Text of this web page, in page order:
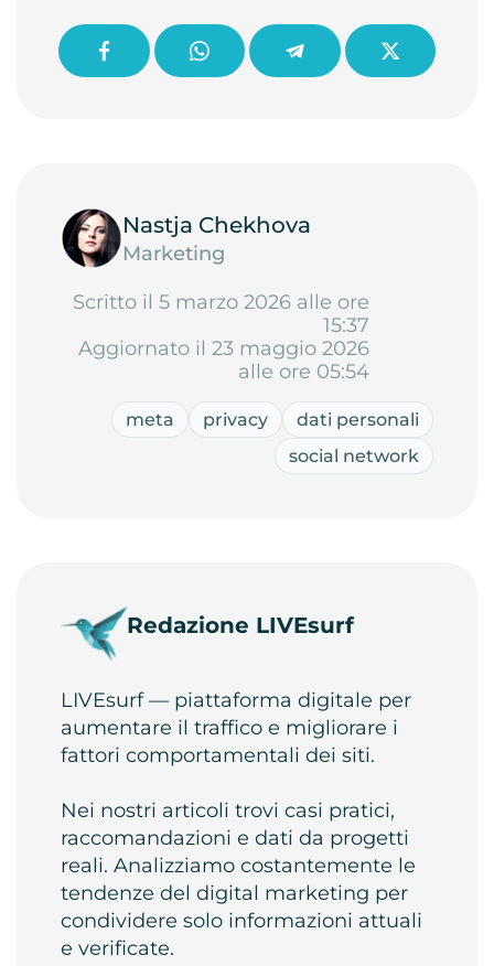
Nastja Chekhova
Marketing
Scritto il 5 marzo 2026 alle ore
15:37
Aggiornato il 23 maggio 2026
alle ore 05:54
meta privacy
dati personali
social network
Redazione LIVEsurf
LIVEsurf — piattaforma digitale per
aumentare il traffico e migliorare i
fattori comportamentali dei siti.
Nei nostri articoli trovi casi pratici,
raccomandazioni e dati da progetti
reali. Analizziamo costantemente le
tendenze del digital marketing per
condividere solo informazioni attuali
e verificate.